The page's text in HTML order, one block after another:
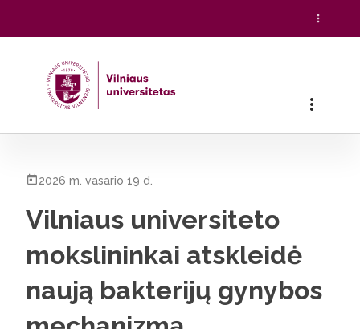
2026 m. vasario 19 d.
Vilniaus universiteto
mokslininkai atskleidė
naują bakterijų gynybos